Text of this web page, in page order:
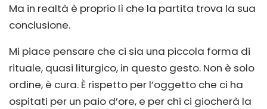
Ma in realtà è proprio lì che la partita trova la sua
conclusione.
Mi piace pensare che ci sia una piccola forma di
rituale, quasi liturgico, in questo gesto. Non è solo
ordine, è cura. È rispetto per l’oggetto che ci ha
ospitati per un paio d’ore, e per chi ci giocherà la